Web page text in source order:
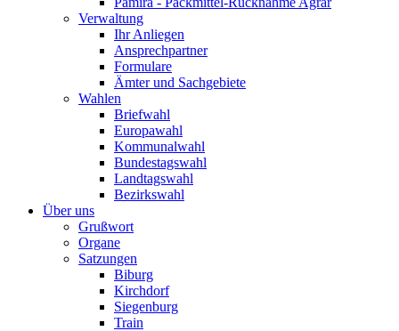
Verwaltung
Ihr Anliegen
Ansprechpartner
Formulare
Ämter und Sachgebiete
Wahlen
Briefwahl
Europawahl
Kommunalwahl
Bundestagswahl
Landtagswahl
Bezirkswahl
Über uns
Grußwort
Organe
Satzungen
Biburg
Kirchdorf
Siegenburg
Train